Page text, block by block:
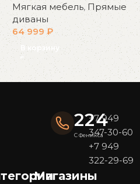
Мягкая мебель, Прямые
диваны
64 999₽
В корзину
224
С Феникса
+7 949
347-30-60
+7 949
322-29-69
Магазины